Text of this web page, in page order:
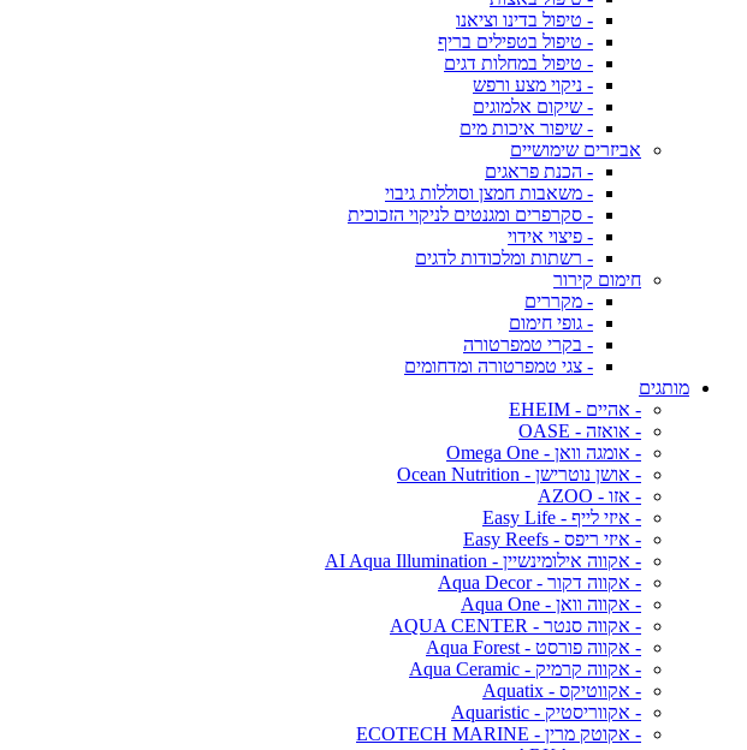
- טיפול בדינו וציאנו
- טיפול בטפילים בריף
- טיפול במחלות דגים
- ניקוי מצע ורפש
- שיקום אלמוגים
- שיפור איכות מים
אביזרים שימושיים
- הכנת פראגים
- משאבות חמצן וסוללות גיבוי
- סקרפרים ומגנטים לניקוי הזכוכית
- פיצוי אידוי
- רשתות ומלכודות לדגים
חימום קירור
- מקררים
- גופי חימום
- בקרי טמפרטורה
- צגי טמפרטורה ומדחומים
מותגים
- אהיים - EHEIM
- אואזה - OASE
- אומגה וואן - Omega One
- אושן נוטרישן - Ocean Nutrition
- אזו - AZOO
- איזי לייף - Easy Life
- איזי ריפס - Easy Reefs
- אקווה אילומינשיין - AI Aqua Illumination
- אקווה דקור - Aqua Decor
- אקווה וואן - Aqua One
- אקווה סנטר - AQUA CENTER
- אקווה פורסט - Aqua Forest
- אקווה קרמיק - Aqua Ceramic
- אקווטיקס - Aquatix
- אקווריסטיק - Aquaristic
- אקוטק מרין - ECOTECH MARINE